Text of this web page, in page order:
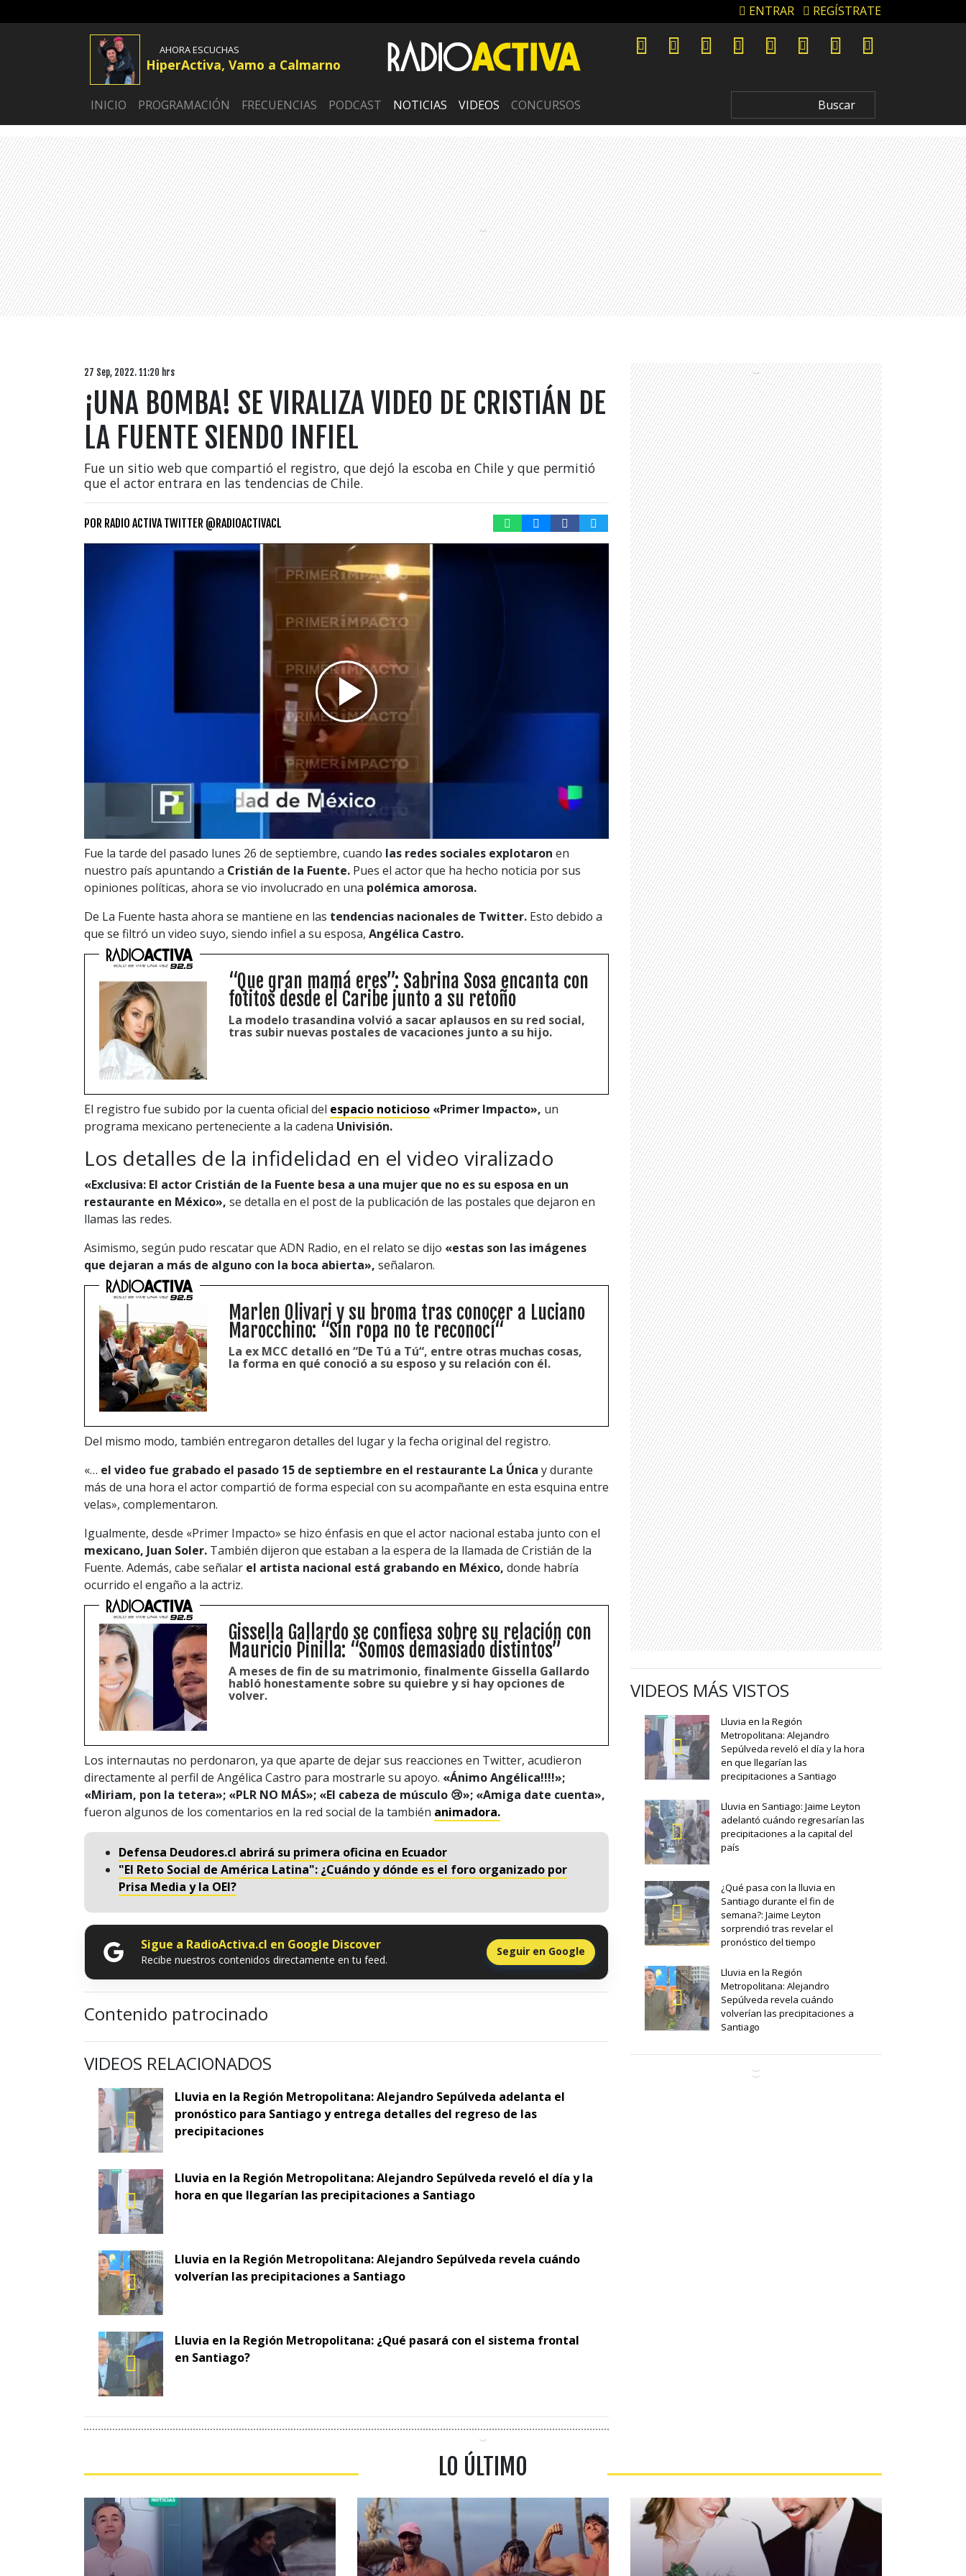
ENTRAR REGÍSTRATE
AHORA ESCUCHAS
HiperActiva, Vamo a Calmarno
INICIO PROGRAMACIÓN FRECUENCIAS PODCAST NOTICIAS VIDEOS CONCURSOS
27 Sep, 2022. 11:20 hrs
¡UNA BOMBA! SE VIRALIZA VIDEO DE CRISTIÁN DE
LA FUENTE SIENDO INFIEL
Fue un sitio web que compartió el registro, que dejó la escoba en Chile y que permitió
que el actor entrara en las tendencias de Chile.
POR RADIO ACTIVA TWITTER @RADIOACTIVACL
Fue la tarde del pasado lunes 26 de septiembre, cuando las redes sociales explotaron en
nuestro país apuntando a Cristián de la Fuente. Pues el actor que ha hecho noticia por sus
opiniones políticas, ahora se vio involucrado en una polémica amorosa.
De La Fuente hasta ahora se mantiene en las tendencias nacionales de Twitter. Esto debido a
que se filtró un video suyo, siendo infiel a su esposa, Angélica Castro.
“Que gran mamá eres”: Sabrina Sosa encanta con
fotitos desde el Caribe junto a su retoño
La modelo trasandina volvió a sacar aplausos en su red social,
tras subir nuevas postales de vacaciones junto a su hijo.
El registro fue subido por la cuenta oficial del espacio noticioso «Primer Impacto», un
programa mexicano perteneciente a la cadena Univisión.
Los detalles de la infidelidad en el video viralizado
«Exclusiva: El actor Cristián de la Fuente besa a una mujer que no es su esposa en un
restaurante en México», se detalla en el post de la publicación de las postales que dejaron en
llamas las redes.
Asimismo, según pudo rescatar que ADN Radio, en el relato se dijo «estas son las imágenes
que dejaran a más de alguno con la boca abierta», señalaron.
Marlen Olivari y su broma tras conocer a Luciano
Marocchino: “Sin ropa no te reconocí“
La ex MCC detalló en “De Tú a Tú“, entre otras muchas cosas,
la forma en qué conoció a su esposo y su relación con él.
Del mismo modo, también entregaron detalles del lugar y la fecha original del registro.
«… el video fue grabado el pasado 15 de septiembre en el restaurante La Única y durante
más de una hora el actor compartió de forma especial con su acompañante en esta esquina entre
velas», complementaron.
Igualmente, desde «Primer Impacto» se hizo énfasis en que el actor nacional estaba junto con el
mexicano, Juan Soler. También dijeron que estaban a la espera de la llamada de Cristián de la
Fuente. Además, cabe señalar el artista nacional está grabando en México, donde habría
ocurrido el engaño a la actriz.
Gissella Gallardo se confiesa sobre su relación con
Mauricio Pinilla: “Somos demasiado distintos”
A meses de fin de su matrimonio, finalmente Gissella Gallardo
habló honestamente sobre su quiebre y si hay opciones de
volver.
Los internautas no perdonaron, ya que aparte de dejar sus reacciones en Twitter, acudieron
directamente al perfil de Angélica Castro para mostrarle su apoyo. «Ánimo Angélica!!!!»;
«Miriam, pon la tetera»; «PLR NO MÁS»; «El cabeza de músculo 😢»; «Amiga date cuenta»,
fueron algunos de los comentarios en la red social de la también animadora.
Defensa Deudores.cl abrirá su primera oficina en Ecuador
"El Reto Social de América Latina": ¿Cuándo y dónde es el foro organizado por
Prisa Media y la OEI?
Sigue a RadioActiva.cl en Google Discover
Recibe nuestros contenidos directamente en tu feed.
Seguir en Google
Contenido patrocinado
VIDEOS RELACIONADOS
Lluvia en la Región Metropolitana: Alejandro Sepúlveda adelanta el
pronóstico para Santiago y entrega detalles del regreso de las
precipitaciones
Lluvia en la Región Metropolitana: Alejandro Sepúlveda reveló el día y la
hora en que llegarían las precipitaciones a Santiago
Lluvia en la Región Metropolitana: Alejandro Sepúlveda revela cuándo
volverían las precipitaciones a Santiago
Lluvia en la Región Metropolitana: ¿Qué pasará con el sistema frontal
en Santiago?
VIDEOS MÁS VISTOS
Lluvia en la Región
Metropolitana: Alejandro
Sepúlveda reveló el día y la hora
en que llegarían las
precipitaciones a Santiago
Lluvia en Santiago: Jaime Leyton
adelantó cuándo regresarían las
precipitaciones a la capital del
país
¿Qué pasa con la lluvia en
Santiago durante el fin de
semana?: Jaime Leyton
sorprendió tras revelar el
pronóstico del tiempo
Lluvia en la Región
Metropolitana: Alejandro
Sepúlveda revela cuándo
volverían las precipitaciones a
Santiago
LO ÚLTIMO